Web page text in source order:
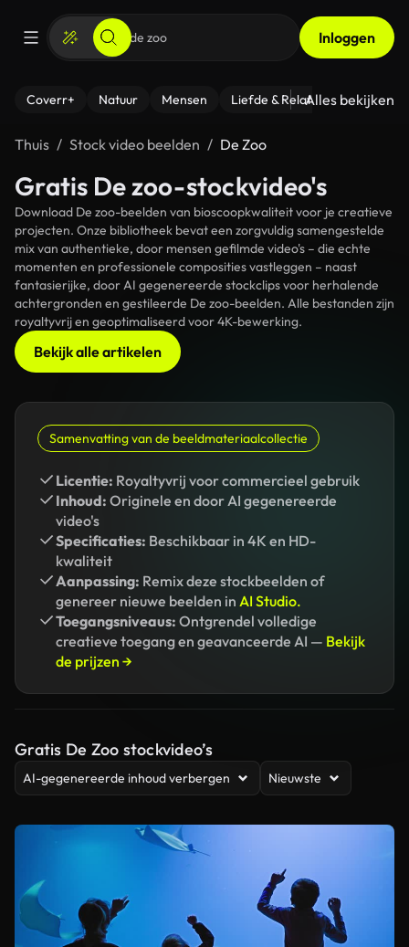
Inloggen
Coverr+ Natuur Mensen Liefde & Relaties - Fitness
Alles bekijken
Thuis Stock video beelden De Zoo
Gratis De zoo-stockvideo's
Download De zoo-beelden van bioscoopkwaliteit voor je creatieve
projecten. Onze bibliotheek bevat een zorgvuldig samengestelde
mix van authentieke, door mensen gefilmde video's – die echte
momenten en professionele composities vastleggen – naast
fantasierijke, door AI gegenereerde stockclips voor herhalende
achtergronden en gestileerde De zoo-beelden. Alle bestanden zijn
royaltyvrij en geoptimaliseerd voor 4K-bewerking.
Bekijk alle artikelen
Samenvatting van de beeldmateriaalcollectie
Licentie: Royaltyvrij voor commercieel gebruik
Inhoud: Originele en door AI gegenereerde
video's
Specificaties: Beschikbaar in 4K en HD-
kwaliteit
Aanpassing: Remix deze stockbeelden of
genereer nieuwe beelden in AI Studio.
Toegangsniveaus: Ontgrendel volledige
creatieve toegang en geavanceerde AI — Bekijk
de prijzen →
Gratis De Zoo stockvideo’s
AI-gegenereerde inhoud verbergen Nieuwste